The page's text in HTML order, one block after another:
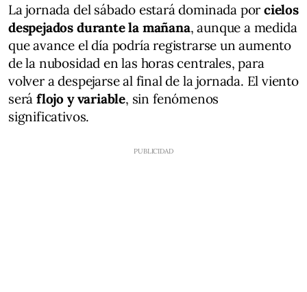
La jornada del sábado estará dominada porcielos
despejados durante la mañana, aunque a medida
que avance el día podría registrarse un aumento
de la nubosidad en las horas centrales, para
volver a despejarse al final de la jornada. El viento
seráflojo y variable, sin fenómenos
significativos.